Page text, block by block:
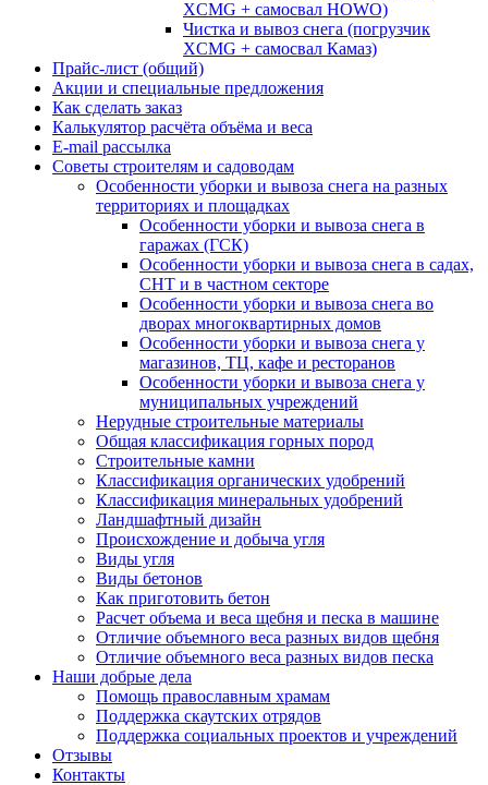
XCMG + самосвал HOWO)
Чистка и вывоз снега (погрузчик
XCMG + самосвал Камаз)
Прайс-лист (общий)
Акции и специальные предложения
Как сделать заказ
Калькулятор расчёта объёма и веса
E-mail рассылка
Советы строителям и садоводам
Особенности уборки и вывоза снега на разных
территориях и площадках
Особенности уборки и вывоза снега в
гаражах (ГСК)
Особенности уборки и вывоза снега в садах,
СНТ и в частном секторе
Особенности уборки и вывоза снега во
дворах многоквартирных домов
Особенности уборки и вывоза снега у
магазинов, ТЦ, кафе и ресторанов
Особенности уборки и вывоза снега у
муниципальных учреждений
Нерудные строительные материалы
Общая классификация горных пород
Строительные камни
Классификация органических удобрений
Классификация минеральных удобрений
Ландшафтный дизайн
Происхождение и добыча угля
Виды угля
Виды бетонов
Как приготовить бетон
Расчет объема и веса щебня и песка в машине
Отличие объемного веса разных видов щебня
Отличие объемного веса разных видов песка
Наши добрые дела
Помощь православным храмам
Поддержка скаутских отрядов
Поддержка социальных проектов и учреждений
Отзывы
Контакты